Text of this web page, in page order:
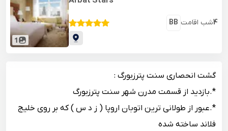
1
BB شب اقامت4
گشت انحصاری سنت پترزبورگ :
*.بازدید از قسمت مدرن شهر سنت پترزبورگ
*.عبور از طولانی ترین اتوبان اروپا ( ز د س ) که بر روی خلیج
فلاند ساخته شده